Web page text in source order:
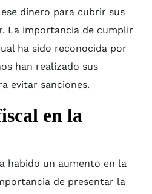
dinero para cubrir sus
La importancia de cumplir
ha sido reconocida por
han realizado sus
evitar sanciones.
en la
habido un aumento en la
de presentar la